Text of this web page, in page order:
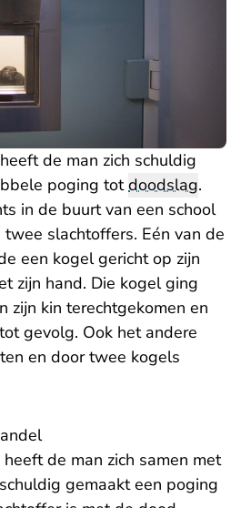
de man zich schuldig
poging totdoodslag.
in de buurt van een school
slachtoffers. Eén van de
een kogel gericht op zijn
zijn hand. Die kogel ging
zijn kin terechtgekomen en
gevolg. Ook het andere
en door twee kogels
de man zich samen met
gemaakt een poging